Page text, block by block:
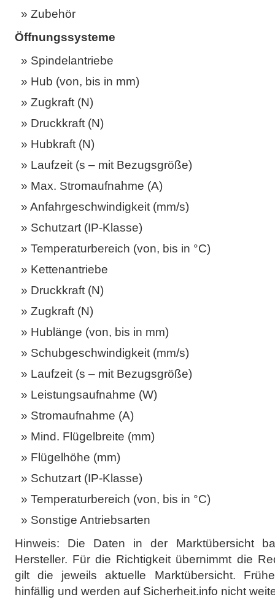
Zubehör
Öffnungssysteme
Spindelantriebe
Hub (von, bis in mm)
Zugkraft (N)
Druckkraft (N)
Hubkraft (N)
Laufzeit (s – mit Bezugsgröße)
Max. Stromaufnahme (A)
Anfahrgeschwindigkeit (mm/s)
Schutzart (IP-Klasse)
Temperaturbereich (von, bis in °C)
Kettenantriebe
Druckkraft (N)
Zugkraft (N)
Hublänge (von, bis in mm)
Schubgeschwindigkeit (mm/s)
Laufzeit (s – mit Bezugsgröße)
Leistungsaufnahme (W)
Stromaufnahme (A)
Mind. Flügelbreite (mm)
Flügelhöhe (mm)
Schutzart (IP-Klasse)
Temperaturbereich (von, bis in °C)
Sonstige Antriebsarten
Hinweis: Die Daten in der Marktübersicht
Hersteller. Für die Richtigkeit übernimmt die
gilt die jeweils aktuelle Marktübersicht.
hinfällig und werden auf Sicherheit.info nicht